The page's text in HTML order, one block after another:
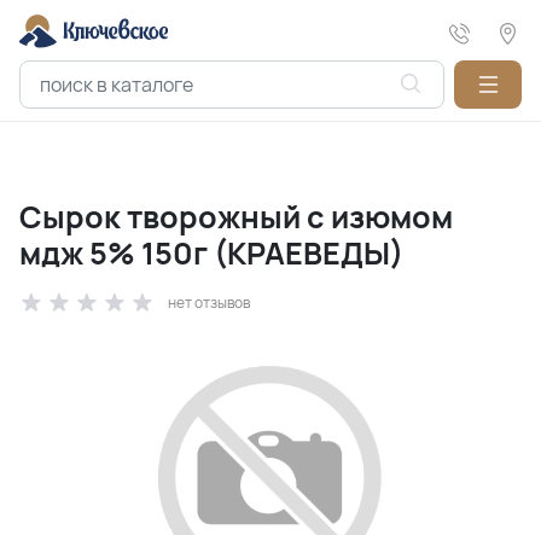
Сырок творожный с изюмом
мдж 5% 150г (КРАЕВЕДЫ)
нет отзывов